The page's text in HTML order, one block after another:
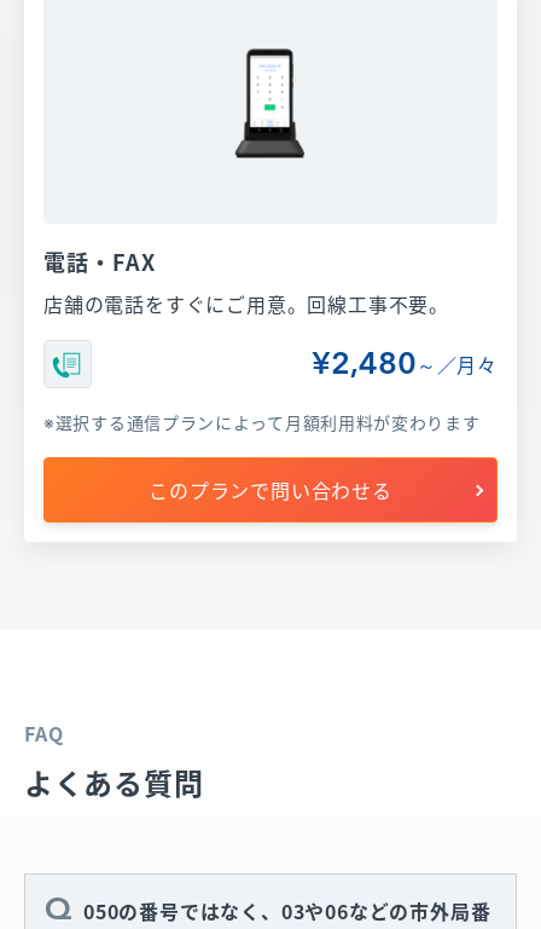
電話・FAX
店舗の電話をすぐにご用意。回線工事不要。
¥2,480～／月々
選択する通信プランによって月額利用料が変わります
このプランで問い合わせる
FAQ
よくある質問
050の番号ではなく、03や06などの市外局番